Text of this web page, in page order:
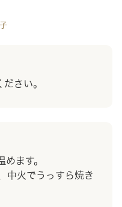
さい。
ます。
中火でうっすら焼き